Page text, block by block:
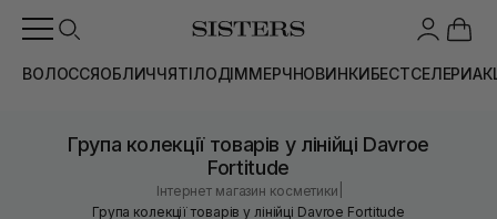
ВОЛОССЯОБЛИЧЧЯТІЛОДІММЕРЧНОВИНКИБЕСТСЕЛЕРИ
Група колекції товарів у лінійці Davroe
Fortitude
Інтернет магазин косметики
Група колекції товарів у лінійці Davroe Fortitude